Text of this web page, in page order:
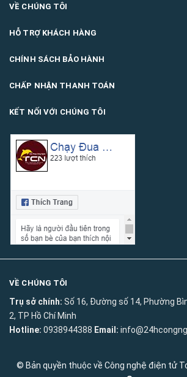
VỀ CHÚNG TÔI
HỖ TRỢ KHÁCH HÀNG
CHÍNH SÁCH BẢO HÀNH
CHẤP NHẬN THANH TOÁN
KẾT NỐI VỚI CHÚNG TÔI
VỀ CHÚNG TÔI
Trụ sở chính: Số 16, Đường số 14, Phường
2, TP Hồ Chí Minh
Hotline: 0938944388 Email:
© Bản quyền thuộc về Công nghệ điện tử